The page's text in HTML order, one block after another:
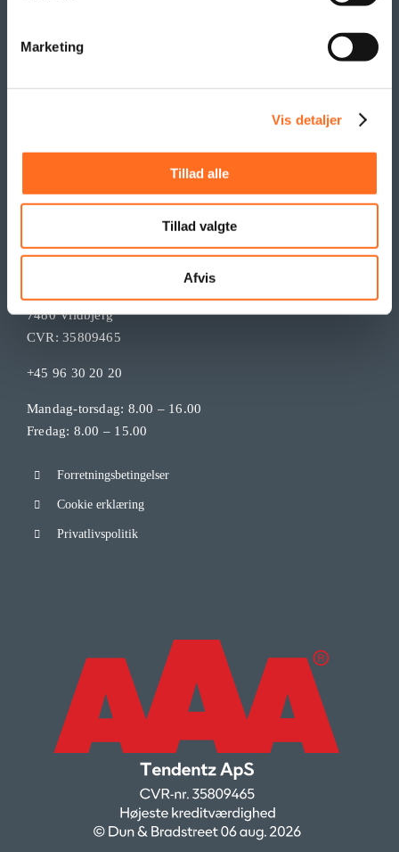
Marketing
Vis detaljer
Tillad alle
Tillad valgte
Afvis
Tendentz ApS
7480 Vildbjerg
CVR: 35809465
+45 96 30 20 20
Mandag-torsdag: 8.00 – 16.00
Fredag: 8.00 – 15.00
Forretningsbetingelser
Cookie erklæring
Privatlivspolitik